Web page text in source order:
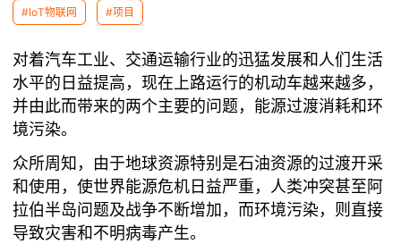
#IoT物联网 #项目
对着汽车工业、交通运输行业的迅猛发展和人们生活
水平的日益提高，现在上路运行的机动车越来越多，
并由此而带来的两个主要的问题，能源过渡消耗和环
境污染。
众所周知，由于地球资源特别是石油资源的过渡开采
和使用，使世界能源危机日益严重，人类冲突甚至阿
拉伯半岛问题及战争不断增加，而环境污染，则直接
导致灾害和不明病毒产生。